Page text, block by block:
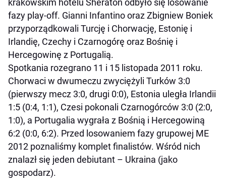
krakowskim hotelu Sheraton odbyło się losowanie
fazy play-off. Gianni Infantino oraz Zbigniew Boniek
przyporządkowali Turcję i Chorwację, Estonię i
Irlandię, Czechy i Czarnogórę oraz Bośnię i
Hercegowinę z Portugalią.
Spotkania rozegrano 11 i 15 listopada 2011 roku.
Chorwaci w dwumeczu zwyciężyli Turków 3:0
(pierwszy mecz 3:0, drugi 0:0), Estonia uległa Irlandii
1:5 (0:4, 1:1), Czesi pokonali Czarnogórców 3:0 (2:0,
1:0), a Portugalia wygrała z Bośnią i Hercegowiną
6:2 (0:0, 6:2). Przed losowaniem fazy grupowej ME
2012 poznaliśmy komplet finalistów. Wśród nich
znalazł się jeden debiutant – Ukraina (jako
gospodarz).